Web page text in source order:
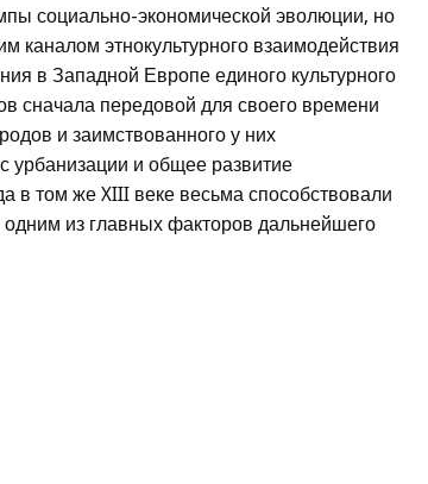
социально-экономической эволюции, но
этнокультурного взаимодействия
в Западной Европе единого культурного
сначала передовой для своего времени
и заимствованного у них
урбанизации и общее развитие
в том же XIII веке весьма способствовали
одним из главных факторов дальнейшего